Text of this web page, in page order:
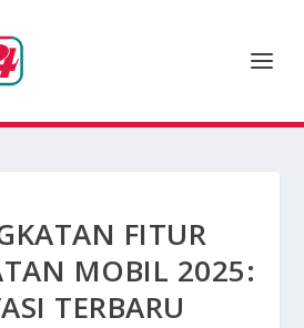
FITUR
MOBIL 2025:
TERBARU